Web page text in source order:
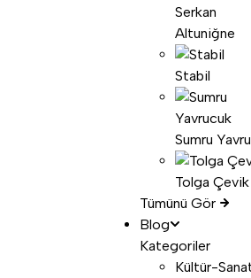
Serkan
Altuniğne
Stabil
Sumru
Tolga Çevik
Tümünü Gör
Blog
Kategoriler
Kültür-